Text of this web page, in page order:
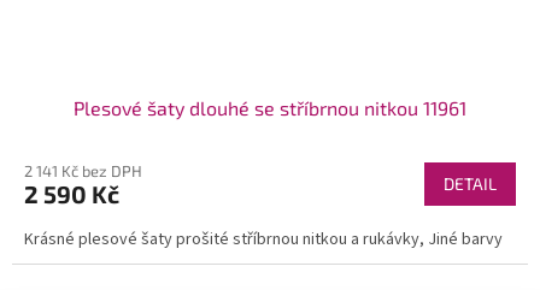
Plesové šaty dlouhé se stříbrnou nitkou 11961
2 141 Kč bez DPH
2 590 Kč DETAIL
Krásné plesové šaty prošité stříbrnou nitkou a rukávky, Jiné barvy